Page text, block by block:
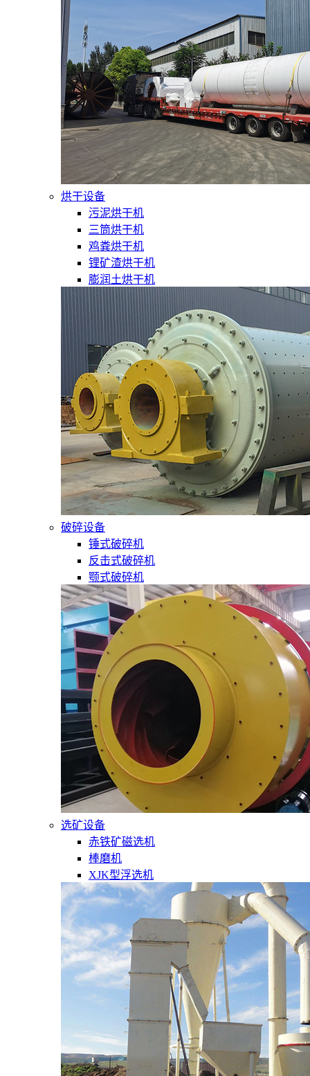
烘干设备
污泥烘干机
三筒烘干机
鸡粪烘干机
锂矿渣烘干机
膨润土烘干机
破碎设备
锤式破碎机
反击式破碎机
颚式破碎机
选矿设备
赤铁矿磁选机
棒磨机
XJK型浮选机